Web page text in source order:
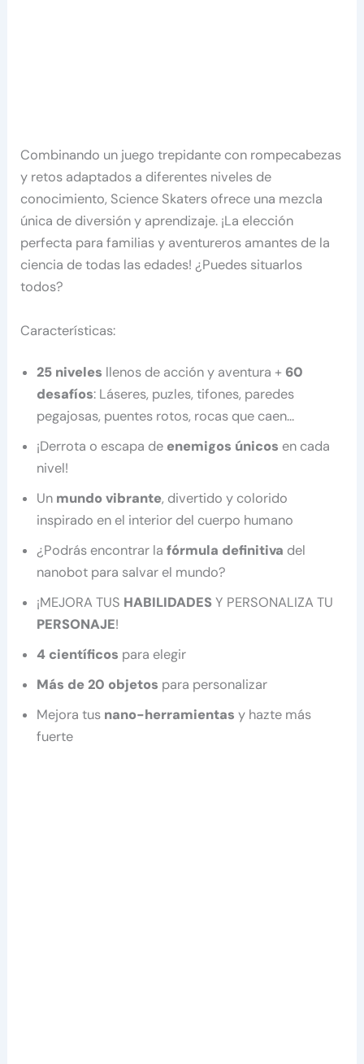
Combinando un juego trepidante con rompecabezas
y retos adaptados a diferentes niveles de
conocimiento, Science Skaters ofrece una mezcla
única de diversión y aprendizaje. ¡La elección
perfecta para familias y aventureros amantes de la
ciencia de todas las edades! ¿Puedes situarlos
todos?
Características:
25 niveles llenos de acción y aventura + 60
desafíos: Láseres, puzles, tifones, paredes
pegajosas, puentes rotos, rocas que caen…
¡Derrota o escapa de enemigos únicos en cada
nivel!
Un mundo vibrante, divertido y colorido
inspirado en el interior del cuerpo humano
¿Podrás encontrar lafórmula definitiva del
nanobot para salvar el mundo?
¡MEJORA TUS HABILIDADESY PERSONALIZA TU
PERSONAJE!
4 científicos para elegir
Más de 20 objetos para personalizar
Mejora tus nano-herramientas y hazte más
fuerte